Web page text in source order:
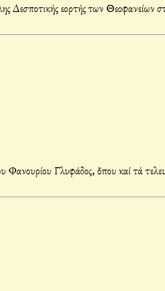
εορτής των Θεοφανείων
Γλυφάδος, ὄπου καί τά